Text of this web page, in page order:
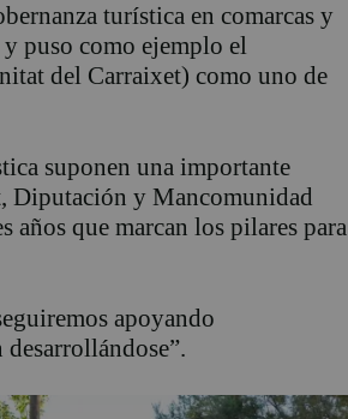
turística en comarcas y
puso como ejemplo el
del Carraixet) como uno de
suponen una importante
Diputación y Mancomunidad
años que marcan los pilares para
apoyando
desarrollándose”.